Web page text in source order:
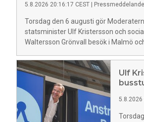
5.8.2026 20:16:17 CEST Pressmeddelande
Torsdag den 6 augusti gör
statsminister Ulf Kristersson och
Waltersson Grönvall besök i Malmö
Ulf
5.8.2026